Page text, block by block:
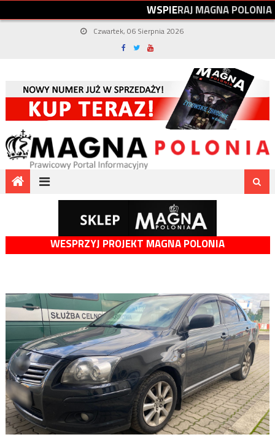
WSPIERAJMAGNAPOLONIA
Czwartek, 06 Sierpnia 2026
WESPRZYJ PROJEKT MAGNA POLONIA